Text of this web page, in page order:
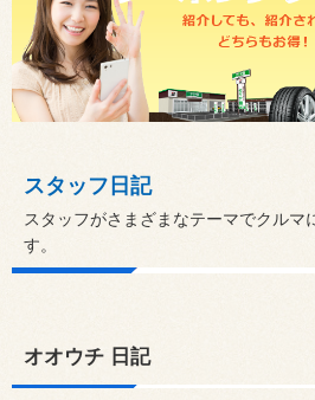
スタッフ日記
スタッフがさまざまなテーマでクルマ
す。
オオウチ 日記